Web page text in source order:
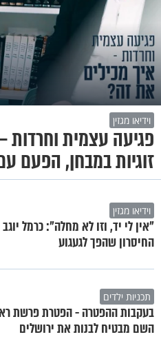
וידיאו מגזין
פגיעה עצמית וחרדות
זוגיות במבחן, הפעם
וידיאו מגזין
"אין לי יד, וזו לא מחלה": כרמל
החיסרון שהפך לגעגוע
תכניות ילדים
בעקבות ההפטרה - הפטרת פרשת
השם מבטיח לבנות את ירושלים